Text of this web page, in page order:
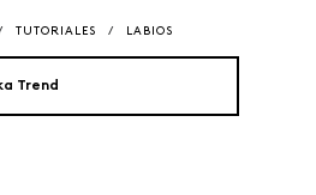
TUTORIALES / LABIOS